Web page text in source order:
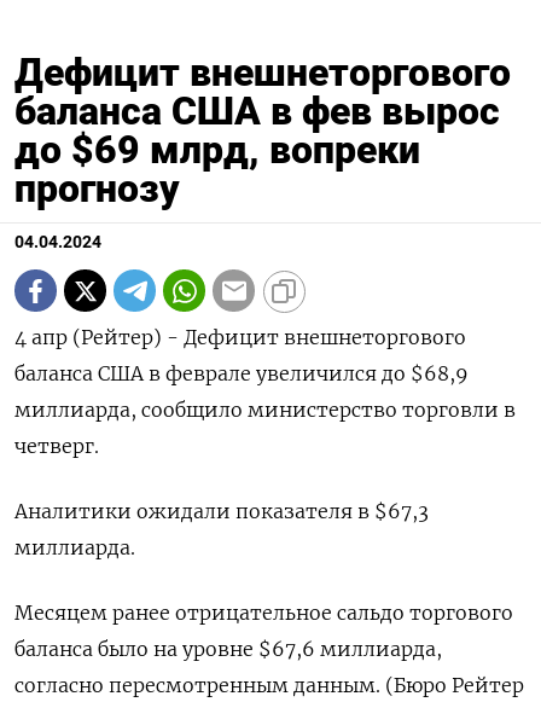
Дефицит внешнеторгового
баланса США в фев вырос
до $69 млрд, вопреки
прогнозу
04.04.2024
4 апр (Рейтер) - Дефицит внешнеторгового
баланса США в феврале увеличился до $68,9
миллиарда, сообщило министерство торговли в
четверг.
Аналитики ожидали показателя в $67,3
миллиарда.
Месяцем ранее отрицательное сальдо торгового
баланса было на уровне $67,6 миллиарда,
согласно пересмотренным данным. (Бюро Рейтер